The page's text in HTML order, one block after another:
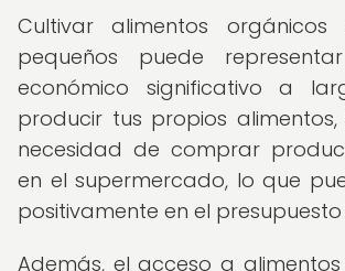
Cultivar alimentos orgánicos
pequeños puede
económico significativo a
producir tus propios
necesidad de comprar
en el supermercado, lo que
positivamente en el
Además, el acceso a